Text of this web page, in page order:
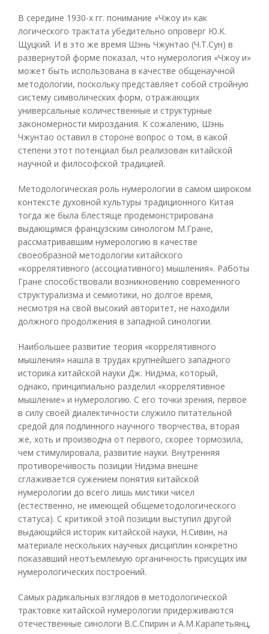
В середине 1930-х гг. понимание «Чжоу и» как
логического трактата убедительно опроверг Ю.К.
Щуцкий. И в это же время Шэнь Чжунтао (Ч.Т.Сун) в
развернутой форме показал, что нумерология «Чжоу и»
может быть использована в качестве общенаучной
методологии, поскольку представляет собой стройную
систему символических форм, отражающих
универсальные количественные и структурные
закономерности мироздания. К сожалению, Шэнь
Чжунтао оставил в стороне вопрос о том, в какой
степени этот потенциал был реализован китайской
научной и философской традицией.
Методологическая роль нумерологии в самом широком
контексте духовной культуры традиционного Китая
тогда же была блестяще продемонстрирована
выдающимся французским синологом М.Гране,
рассматривавшим нумерологию в качестве
своеобразной методологии китайского
«коррелятивного (ассоциативного) мышления». Работы
Гране способствовали возникновению современного
структурализма и семиотики, но долгое время,
несмотря на свой высокий авторитет, не находили
должного продолжения в западной синологии.
Наибольшее развитие теория «коррелятивного
мышления» нашла в трудах крупнейшего западного
историка китайской науки Дж. Нидэма, который,
однако, принципиально разделил «коррелятивное
мышление» и нумерологию. С его точки зрения, первое
в силу своей диалектичности служило питательной
средой для подлинного научного творчества, вторая
же, хоть и производна от первого, скорее тормозила,
чем стимулировала, развитие науки. Внутренняя
противоречивость позиции Нидэма внешне
сглаживается сужением понятия китайской
нумерологии до всего лишь мистики чисел
(естественно, не имеющей общеметодологического
статуса). С критикой этой позиции выступил другой
выдающийся историк китайской науки, Н.Сивин, на
материале нескольких научных дисциплин конкретно
показавший неотъемлемую органичность присущих им
нумерологических построений.
Самых радикальных взглядов в методологической
трактовке китайской нумерологии придерживаются
отечественные синологи В.С.Спирин и А.М.Карапетьянц,